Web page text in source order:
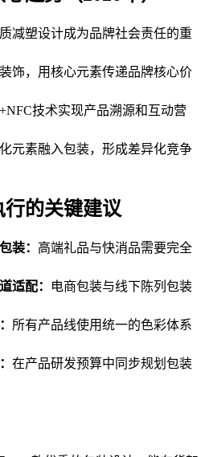
减塑设计成为品牌社会责任的重
饰，用核心元素传递品牌核心价
技术实现产品溯源和互动营
元素融入包装，形成差异化竞争
的关键建议
装： 高端礼品与快消品需要完全
适配：
电商包装与线下陈列包装
所有产品线使用统一的色彩体系
在产品研发预算中同步规划包装